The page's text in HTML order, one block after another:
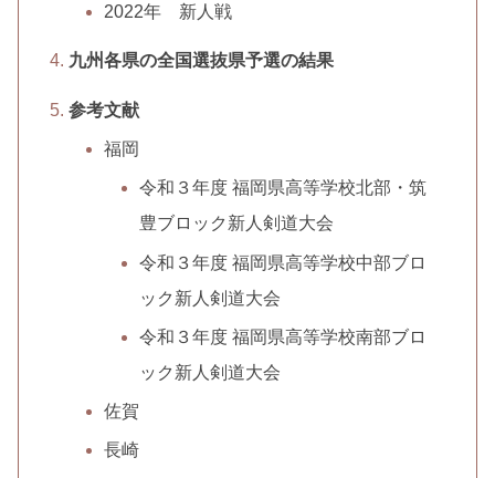
2022年 新人戦
九州各県の全国選抜県予選の結果
参考文献
福岡
令和３年度 福岡県高等学校北部・筑
豊ブロック新人剣道大会
令和３年度 福岡県高等学校中部ブロ
ック新人剣道大会
令和３年度 福岡県高等学校南部ブロ
ック新人剣道大会
佐賀
長崎